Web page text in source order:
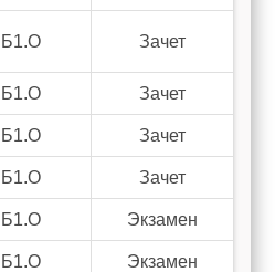
Б1.О Зачет
Б1.О Зачет
Б1.О Зачет
Б1.О Зачет
Б1.О Экзамен
Б1.О Экзамен